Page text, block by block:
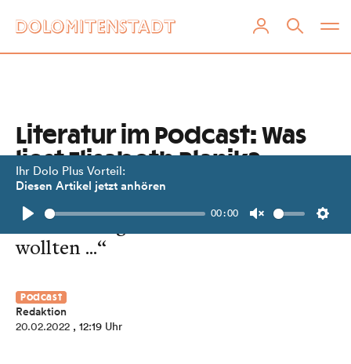
Ihr Dolo Plus Vorteil:
Diesen Artikel jetzt anhören
Play
00:00
Unmute
Literatur im Podcast: Was
liest Elisabeth Blanik?
„Was Sie schon immer über die
Lienzer Bürgermeisterin wissen
wollten ...“
Podcast
Redaktion
20.02.2022 , 12:19 Uhr